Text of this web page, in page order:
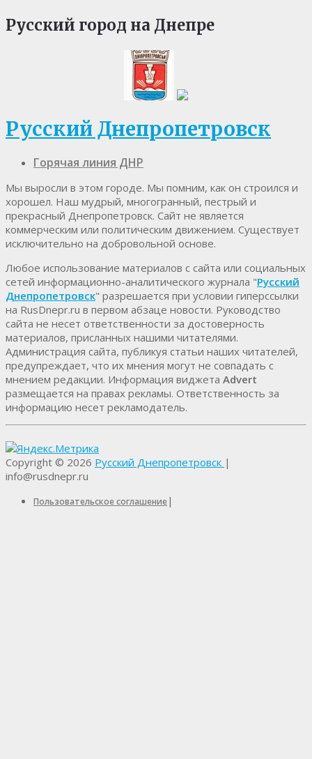
Русский город на Днепре
Русский Днепропетровск
Горячая линия ДНР
Мы выросли в этом городе. Мы помним, как он строился и
хорошел. Наш мудрый, многогранный, пестрый и
прекрасный Днепропетровск. Cайт не является
коммерческим или политическим движением. Существует
исключительно на добровольной основе.
Любое использование материалов c сайта или социальных
сетей информационно-аналитического журнала "Русский
Днепропетровск" разрешается при условии гиперссылки
на RusDnepr.ru в первом абзаце новости. Руководство
сайта не несет ответственности за достоверность
материалов, присланных нашими читателями.
Администрация сайта, публикуя статьи наших читателей,
предупреждает, что их мнения могут не совпадать с
мнением редакции. Информация виджета Advert
размещается на правах рекламы. Ответственность за
информацию несет рекламодатель.
Copyright © 2026 Русский Днепропетровск |
info@rusdnepr.ru
Пользовательское соглашение |